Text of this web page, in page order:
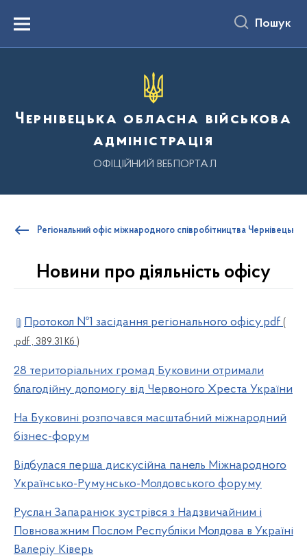
вмістуMenu Пошук
Чернівецька обласна військова
адміністрація
ОФІЦІЙНИЙ ВЕБПОРТАЛ
Регіональний офіс міжнародного співробітництва Чернівецької
Новини про діяльність офісу
Протокол №1 засідання регіонального офісу.pdf (
.pdf , 389.31 Кб )
28 територіальних громад Буковини отримали
благодійну допомогу від Червоного Хреста України
На Буковині розпочався масштабний міжнародний
бізнес-форум
Відбулася перша дискусійна панель Міжнародного
Українсько-Румунсько-Молдовського форуму
Руслан Запаранюк зустрівся з Надзвичайним і
Повноважним Послом Республіки Молдова в Україні
Валеріу Ківерь